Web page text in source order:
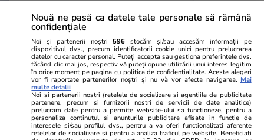
POLITIC
Analiză
Politică 10 iul.
Culisele războiului fratricid din
PNL. Liniile roșii care au fost
depășite: „Sunt decizii politice
unde nimeni nu are voie să
interfereze”
Nouă ne pasă ca datele tale personale să rămână
confidențiale
Noi și partenerii noștri 596 stocăm și/sau accesăm informații pe
dispozitivul dvs., precum identificatorii cookie unici pentru prelucrarea
datelor cu caracter personal. Puteți accepta sau gestiona preferințele dvs.
făcând clic mai jos, respectiv vă puteți opune utilizării unui interes legitim
în orice moment pe pagina cu politica de confidențialitate. Aceste alegeri
vor fi raportate partenerilor noștri și nu vă vor afecta navigarea. Mai
multe detalii
Noi si partenerii nostri (retelele de socializare si agentiile de publicitate
partenere, precum si furnizorii nostri de servicii de date analitice)
prelucram date pentru a permite website-ului sa functioneze, pentru a
personaliza continutul si anunturile publicitare afisate in functie de
interesele si/sau profilul dvs., pentru a va oferi functionalitati aferente
retelelor de socializare si pentru a analiza traficul pe website. Beneficiati